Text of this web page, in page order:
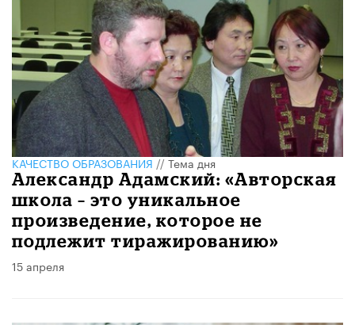
КАЧЕСТВО ОБРАЗОВАНИЯ//Тема дня
Александр Адамский: «Авторская
школа – это уникальное
произведение, которое не
подлежит тиражированию»
15 апреля